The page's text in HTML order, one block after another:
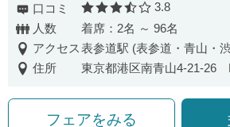
口コミ 口コミ評価
3.8
人数
着席：2名 ～ 96名
アクセス表参道駅 (表参道・青山・
住所
東京都港区南青山4-21-26
フェアをみる